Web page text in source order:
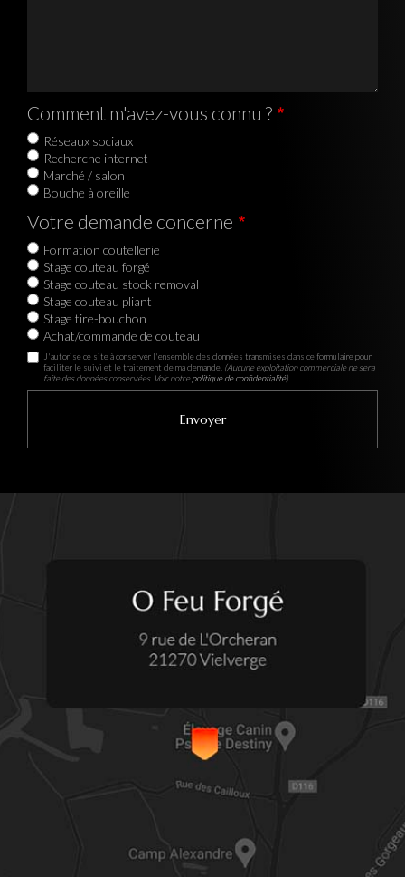
Comment m'avez-vous connu ?
Réseaux sociaux
Recherche internet
Marché / salon
Bouche à oreille
Votre demande concerne
Formation coutellerie
Stage couteau forgé
Stage couteau stock removal
Stage couteau pliant
Stage tire-bouchon
Achat/commande de couteau
J'autorise ce site à conserver l'ensemble des données transmises dans ce formulaire pour
faciliter le suivi et le traitement de ma demande. (Aucune exploitation commerciale ne sera
faite des données conservées. Voir notrepolitique de confidentialité)